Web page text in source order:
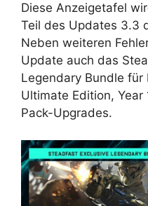
Diese Anzeigetafel
Teil des Updates 3.3
Neben weiteren
Update auch das
Legendary Bundle für
Ultimate Edition,
Pack-Upgrades.